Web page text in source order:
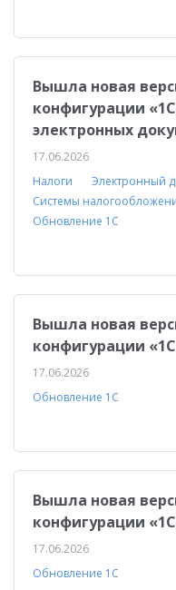
Вышла новая
конфигурации
электронных
17.06.2026
Налоги
Электронный
Системы
Обновление 1С
Вышла новая
конфигурации
17.06.2026
Обновление 1С
Вышла новая
конфигурации
17.06.2026
Обновление 1С